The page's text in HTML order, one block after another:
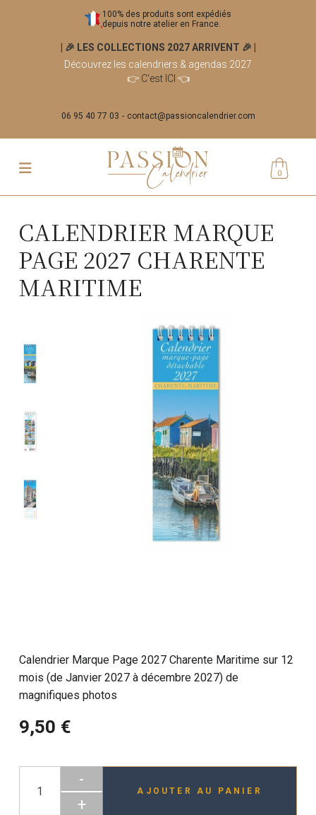
100% des produits sont expédiés
depuis notre atelier en France.
| 🎉 LES COLLECTIONS 2027 ARRIVENT 🎉
Découvrez les calendriers & agendas 2027
👉 C'est ICI 👈
06 95 40 77 03 contact@passioncalendrier.com
0
CALENDRIER MARQUE
PAGE 2027 CHARENTE
MARITIME
Calendrier Marque Page 2027 Charente Maritime sur 12
mois (de Janvier 2027 à décembre 2027) de
magnifiques photos
9,50 €
-
+
AJOUTER AU PANIER